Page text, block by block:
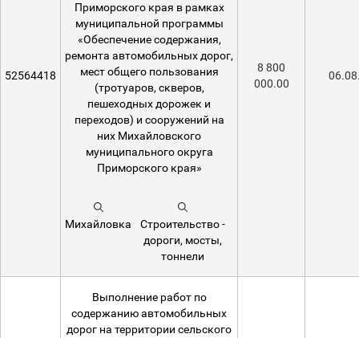
52564418
Приморского края в рамках
муниципальной программы
«Обеспечение содержания,
ремонта автомобильных дорог,
мест общего пользования
(тротуаров, скверов,
пешеходных дорожек и
переходов) и сооружений на
них Михайловского
муниципального округа
Приморского края»
Михайловка
Строительство -
дороги, мосты,
тоннели
8 800
000.00
Выполнение работ по
содержанию автомобильных
дорог на территории сельского